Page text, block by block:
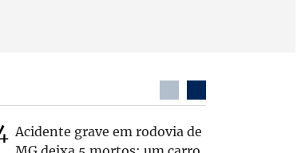
Acidente grave em rodovia de